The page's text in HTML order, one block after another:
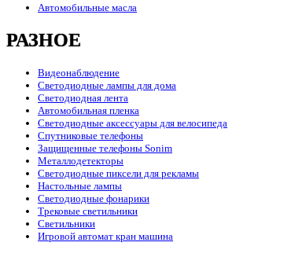
Автомобильные масла
РАЗНОЕ
Видеонаблюдение
Светодиодные лампы для дома
Светодиодная лента
Автомобильная пленка
Светодиодные аксессуары для велосипеда
Спутниковые телефоны
Защищенные телефоны Sonim
Металлодетекторы
Светодиодные пиксели для рекламы
Настольные лампы
Светодиодные фонарики
Трековые светильники
Светильники
Игровой автомат кран машина